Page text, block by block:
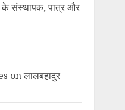
के संस्थापक, पात्र और
onलालबहादुर